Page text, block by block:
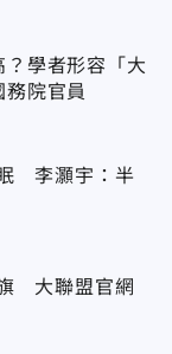
學者形容「大
院官員
李灝宇：半
大聯盟官網